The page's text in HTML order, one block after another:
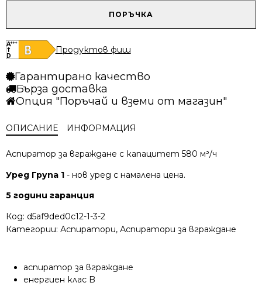
Elica
Fold
GR
52
ПОРЪЧКА
Продуктов фиш
Гарантирано качество
Бърза доставка
Опция "Поръчай и вземи от магазин"
ОПИСАНИЕ ИНФОРМАЦИЯ
Aспиратор за вграждане с капацитет 580 м³/ч
Уред Група 1 - нов уред с намалена цена.
5 години гаранция
Код: d5af9ded0c12-1-3-2
Категории: Аспиратори, Аспиратори за вграждане
аспиратор за вграждане
енергиен клас B